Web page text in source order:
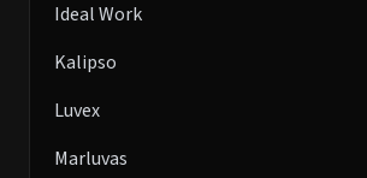
Ideal Work
Kalipso
Luvex
Marluvas